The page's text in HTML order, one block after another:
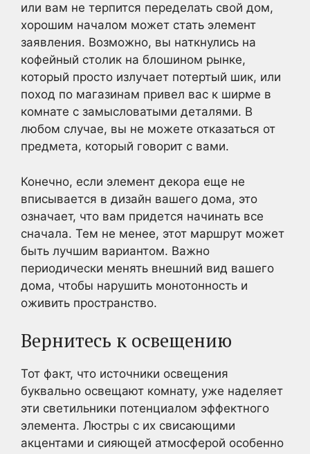
или вам не терпится переделать свой дом,
хорошим началом может стать элемент
заявления. Возможно, вы наткнулись на
кофейный столик на блошином рынке,
который просто излучает потертый шик, или
поход по магазинам привел вас к ширме в
комнате с замысловатыми деталями. В
любом случае, вы не можете отказаться от
предмета, который говорит с вами.
Конечно, если элемент декора еще не
вписывается в дизайн вашего дома, это
означает, что вам придется начинать все
сначала. Тем не менее, этот маршрут может
быть лучшим вариантом. Важно
периодически менять внешний вид вашего
дома, чтобы нарушить монотонность и
оживить пространство.
Вернитесь к освещению
Тот факт, что источники освещения
буквально освещают комнату, уже наделяет
эти светильники потенциалом эффектного
элемента. Люстры с их свисающими
акцентами и сияющей атмосферой особенно